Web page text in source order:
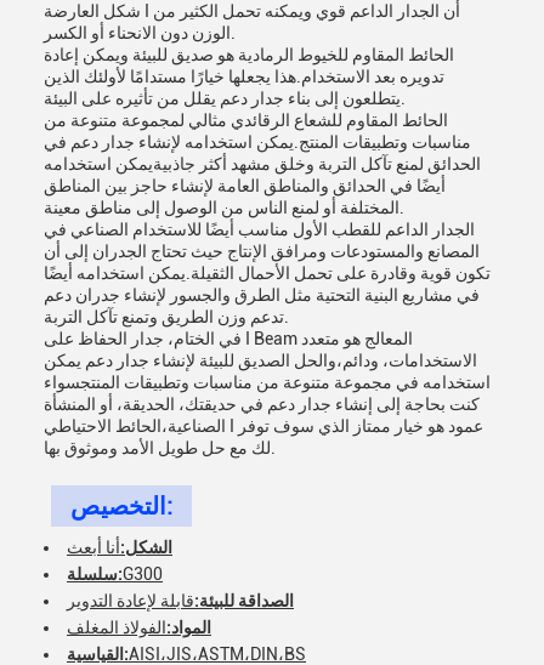
شكل العارضة I أن الجدار الداعم قوي ويمكنه تحمل الكثير من
الحائط المقاوم للخيوط الرمادية هو صديق للبيئة ويمكن إعادة
تدويره بعد الاستخدام.هذا يجعلها خيارًا مستدامًا لأولئك الذين
الحائط المقاوم للشعاع الرقائدي مثالي لمجموعة متنوعة من
مناسبات وتطبيقات المنتج.يمكن استخدامه لإنشاء جدار دعم في
الحدائق لمنع تآكل التربة وخلق مشهد أكثر جاذبيةيمكن استخدامه
أيضًا في الحدائق والمناطق العامة لإنشاء حاجز بين المناطق
الجدار الداعم للقطب الأول مناسب أيضًا للاستخدام الصناعي في
المصانع والمستودعات ومرافق الإنتاج حيث تحتاج الجدران إلى أن
تكون قوية وقادرة على تحمل الأحمال الثقيلة.يمكن استخدامه أيضًا
في مشاريع البنية التحتية مثل الطرق والجسور لإنشاء جدران دعم
في الختام، جدار الحفاظ على I Beam المعالج هو متعدد
الاستخدامات، ودائم،والحل الصديق للبيئة لإنشاء جدار دعم يمكن
استخدامه في مجموعة متنوعة من مناسبات وتطبيقات المنتجسواء
كنت بحاجة إلى إنشاء جدار دعم في حديقتك، الحديقة، أو المنشأة
الصناعية،الحائط الاحتياطي I عمود هو خيار ممتاز الذي سوف توفر
التخصيص:
الشكل:أنا أبعث
سلسلة:G300
الصداقة للبيئة:قابلة لإعادة التدوير
المواد:الفولاذ المغلف
القياسية:AISI،JIS،ASTM،DIN،BS